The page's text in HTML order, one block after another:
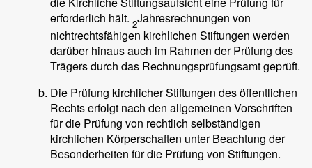
erforderlich hält. 2Jahresrechnungen von
nichtrechtsfähigen kirchlichen Stiftungen werden
darüber hinaus auch im Rahmen der Prüfung des
Trägers durch das Rechnungsprüfungsamt geprüft.
Die Prüfung kirchlicher Stiftungen des öffentlichen
Rechts erfolgt nach den allgemeinen Vorschriften
für die Prüfung von rechtlich selbständigen
kirchlichen Körperschaften unter Beachtung der
Besonderheiten für die Prüfung von Stiftungen.